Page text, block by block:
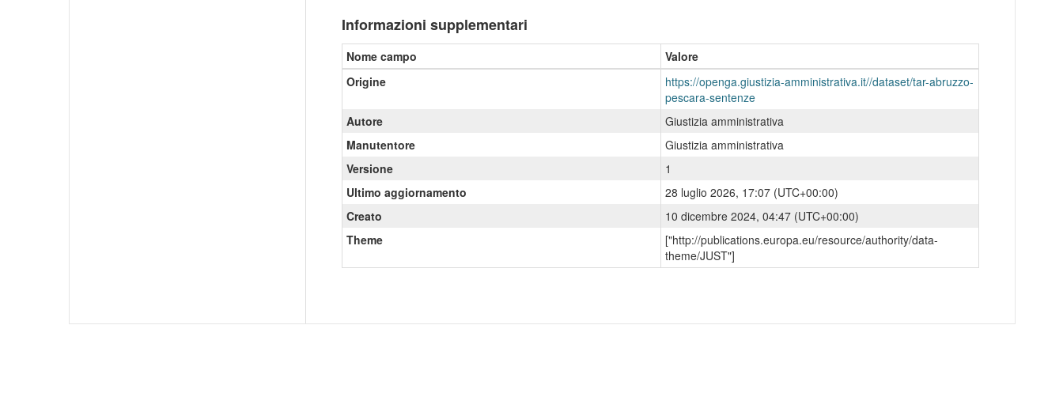
Informazioni supplementari
Nome campo
Valore
Origine
https://openga.giustizia-amministrativa.it//dataset/tar-abruzzo-
pescara-sentenze
Autore
Giustizia amministrativa
Manutentore
Giustizia amministrativa
Versione
1
Ultimo aggiornamento
28 luglio 2026, 17:07 (UTC+00:00)
Creato
10 dicembre 2024, 04:47 (UTC+00:00)
Theme
["http://publications.europa.eu/resource/authority/data-
theme/JUST"]